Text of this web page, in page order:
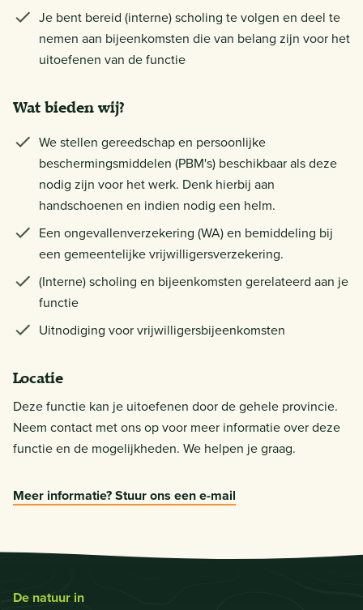
Je bent bereid (interne) scholing te volgen en deel te
nemen aan bijeenkomsten die van belang zijn voor het
uitoefenen van de functie
Wat bieden wij?
We stellen gereedschap en persoonlijke
beschermingsmiddelen (PBM's) beschikbaar als deze
nodig zijn voor het werk. Denk hierbij aan
handschoenen en indien nodig een helm.
Een ongevallenverzekering (WA) en bemiddeling bij
een gemeentelijke vrijwilligersverzekering.
(Interne) scholing en bijeenkomsten gerelateerd aan je
functie
Uitnodiging voor vrijwilligersbijeenkomsten
Locatie
Deze functie kan je uitoefenen door de gehele provincie.
Neem contact met ons op voor meer informatie over deze
functie en de mogelijkheden. We helpen je graag.
Meer informatie? Stuur ons een e-mail
De natuur in